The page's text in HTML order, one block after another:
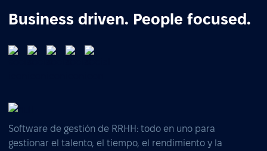
Business driven. People focused.
Software de gestión de RRHH: todo en uno para
gestionar el talento, el tiempo, el rendimiento y la